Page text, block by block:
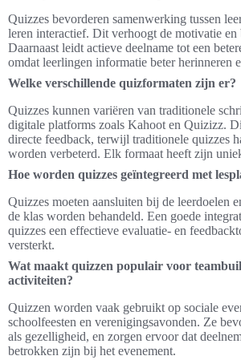
Quizzes bevorderen samenwerking tussen
leren interactief. Dit verhoogt de motivatie en
Daarnaast leidt actieve deelname tot een
omdat leerlingen informatie beter herinneren
Welke verschillende quizformaten zijn er?
Quizzes kunnen variëren van traditionele
digitale platforms zoals Kahoot en Quizizz.
directe feedback, terwijl traditionele quizzes
worden verbeterd. Elk formaat heeft zijn
Hoe worden quizzes geïntegreerd met
Quizzes moeten aansluiten bij de leerdoelen
de klas worden behandeld. Een goede
quizzes een effectieve evaluatie- en
versterkt.
Wat maakt quizzen populair voor
activiteiten?
Quizzen worden vaak gebruikt op sociale
schoolfeesten en verenigingsavonden. Ze
als gezelligheid, en zorgen ervoor dat
betrokken zijn bij het evenement.